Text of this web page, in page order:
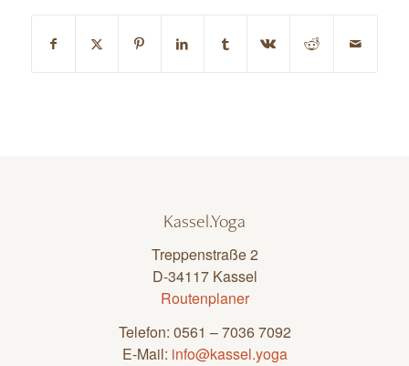
Kassel.Yoga
Treppenstraße 2
D-34117 Kassel
Routenplaner
Telefon: 0561 – 7036 7092
E-Mail: info@kassel.yoga